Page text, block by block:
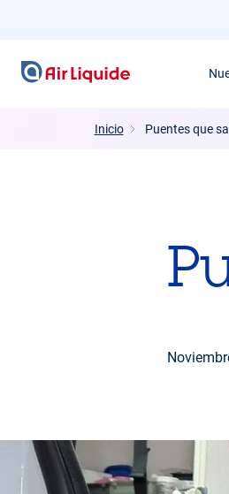
contenido
principal
Inicio Puentes que